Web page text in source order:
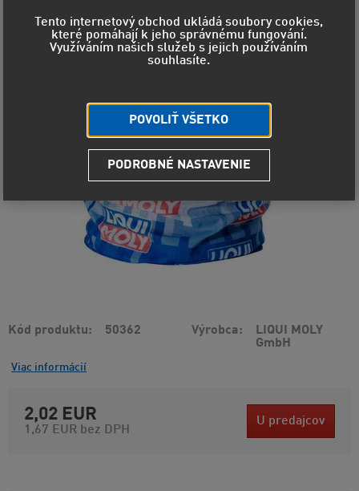
Kód produktu 50362 Výrobca
LIQUI MOLY
GmbH
Viac informácií
2,02 EUR
1,67 EUR bez DPH
U predajcov
Tento internetový obchod ukládá soubory cookies,
které pomáhají k jeho správnému fungování.
Využíváním našich služeb s jejich používáním
souhlasíte.
POVOLIŤ VŠETKO
PODROBNÉ NASTAVENIE